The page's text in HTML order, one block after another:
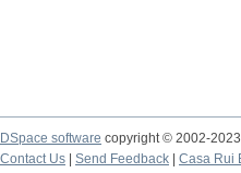
DSpace software copyright © 2002-2023
Contact Us
Send Feedback Casa Rui